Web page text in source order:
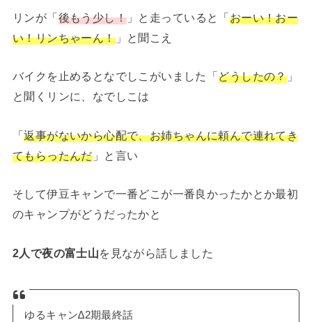
リンが「後もう少し！ 」と走っていると「おーい！おー
い！リンちゃーん！」と聞こえ
バイクを止めるとなでしこがいました「 どうしたの？」
と聞くリンに、なでしこは
「返事がないから心配で、お姉ちゃんに頼んで連れてき
てもらったんだ」と言い
そして伊豆キャンで一番どこが一番良かったかとか最初
のキャンプがどうだったかと
2人で夜の富士山を見ながら話しました
ゆるキャン∆2期最終話